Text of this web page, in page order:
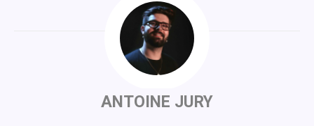
ANTOINE JURY